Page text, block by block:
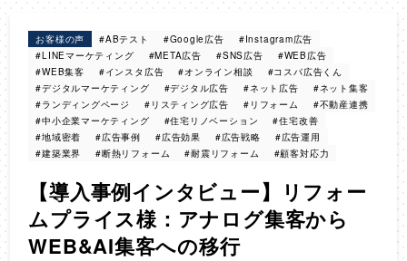
お客様の声 #ABテスト #Google広告
#Instagram広告
#LINEマーケティング
#META広告 #SNS広告
#WEB広告
#WEB集客
#インスタ広告 #オンライン相談
#コスパ広告くん
#デジタルマーケティング
#デジタル広告 #ネット広告
#ネット集客
#ランディングページ
#リスティング広告 #リフォーム
#不動産連携
#中小企業マーケティング
#住宅リノベーション
#住宅改善
#地域密着
#広告事例 #広告効果 #広告戦略
#広告運用
#建築業界
#断熱リフォーム #耐震リフォーム #顧客対応力
【導入事例インタビュー】リフォー
ムプライス様：アナログ集客から
WEB&AI集客への移行